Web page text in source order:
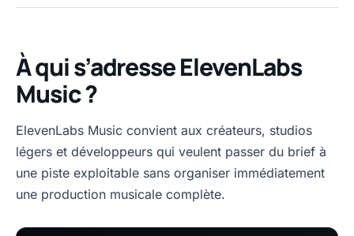
À qui s’adresse ElevenLabs
Music ?
ElevenLabs Music convient aux créateurs, studios
légers et développeurs qui veulent passer du brief à
une piste exploitable sans organiser immédiatement
une production musicale complète.